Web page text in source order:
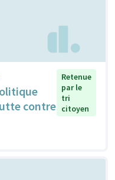
contre
Retenue
par le
tri
citoyen